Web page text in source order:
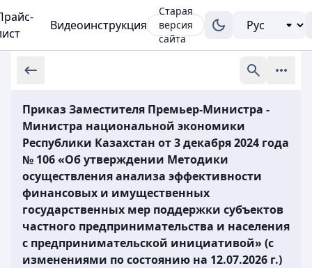
Видеоинструкция
Старая
версия
сайта
Приказ Заместителя Премьер-Министра -
Министра национальной экономики
Республики Казахстан от 3 декабря 2024 года
№ 106 «Об утверждении Методики
осуществления анализа эффективности
финансовых и имущественных
государственных мер поддержки субъектов
частного предпринимательства и населения
с предпринимательской инициативой» (с
изменениями по состоянию на 12.07.2026 г.)